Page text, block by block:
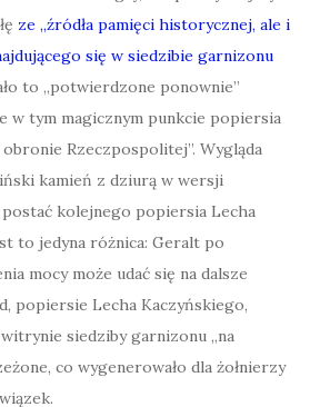
ze „źródła pamięci historycznej, ale i
się w siedzibie garnizonu
to „potwierdzone ponownie”
w tym magicznym punkcie popiersia
Rzeczpospolitej”. Wygląda
kamień z dziurą w wersji
kolejnego popiersia Lecha
to jedyna różnica: Geralt po
mocy może udać się na dalsze
popiersie Lecha Kaczyńskiego,
siedziby garnizonu „na
co wygenerowało dla żołnierzy